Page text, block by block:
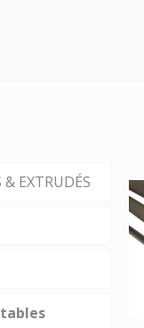
EXTRUDÉS